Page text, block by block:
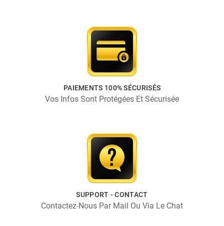
PAIEMENTS 100% SÉCURISÉS
Vos Infos Sont Protégées Et Sécurisée
SUPPORT - CONTACT
Contactez-Nous Par Mail Ou Via Le Chat